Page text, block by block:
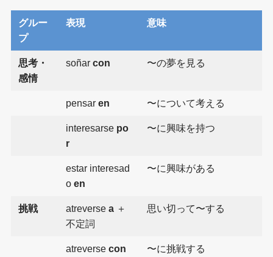
グルー
プ
表現 意味
思考・
感情
soñar con 〜の夢を見る
pensar en 〜について考える
interesarse po
r
〜に興味を持つ
estar interesad
o en
〜に興味がある
挑戦 atreverse a ＋
不定詞
思い切って〜する
atreverse con
〜に挑戦する